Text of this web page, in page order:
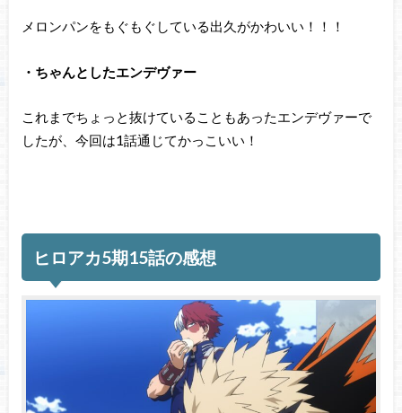
メロンパンをもぐもぐしている出久がかわいい！！！
・ちゃんとしたエンデヴァー
これまでちょっと抜けていることもあったエンデヴァーで
したが、今回は1話通じてかっこいい！
ヒロアカ5期15話の感想